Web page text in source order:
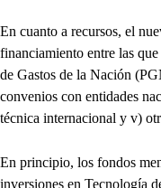
En cuanto a recursos, el
financiamiento entre las
de Gastos de la Nación
convenios con entidades
técnica internacional y v)
En principio, los fondos
inversiones en Tecnología